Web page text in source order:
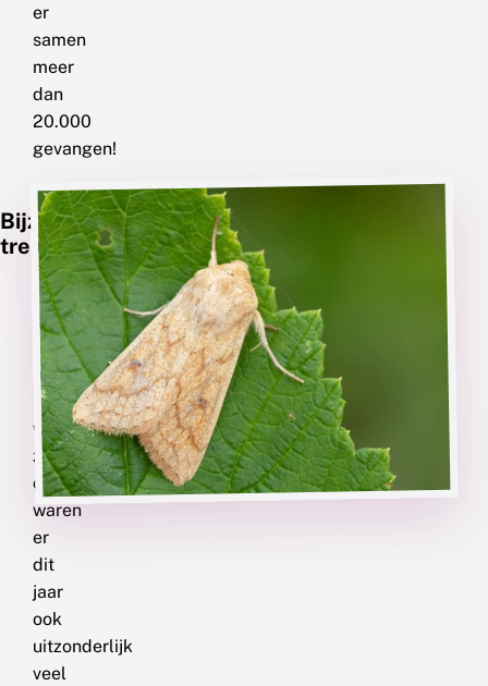
er
samen
meer
dan
20.000
gevangen!
Bijzondere
trekvlinders
Naast
de
algemene
trekvlinders
die
de
meeste
nachtvlinderaars
wel
zijn
opgevallen,
waren
er
dit
jaar
ook
uitzonderlijk
veel